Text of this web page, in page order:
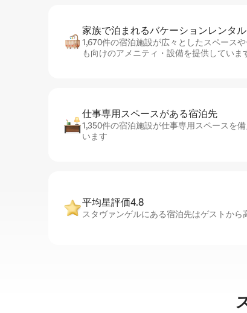
家族で泊まれるバ⁠ケ⁠ー⁠シ⁠ョ⁠ンレ⁠ン⁠タ⁠ル
1,670件の宿泊施設が広々としたスペース
も向けのアメニティ・設備を提供していま
仕事専用ス⁠ペ⁠ー⁠スがあ⁠る宿⁠泊⁠先
1,350件の宿泊施設が仕事専用スペースを備
います
平均星評価4.8
スタヴァンゲルにある宿泊先はゲストか